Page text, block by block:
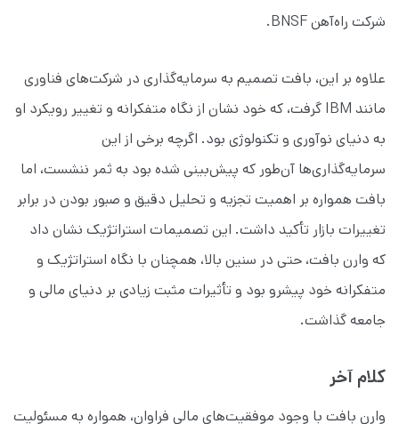
شرکت راه‌آهن BNSF.
علاوه بر این، بافت تصمیم به سرمایه‌گذاری در شرکت‌های فناوری
مانند IBM گرفت، که خود نشان از نگاه متفکرانه و تغییر رویکرد او
به دنیای نوآوری و تکنولوژی بود. اگرچه برخی از این
سرمایه‌گذاری‌ها آن‌طور که پیش‌بینی شده بود به ثمر ننشست، اما
بافت همواره بر اهمیت تجزیه و تحلیل دقیق و صبور بودن در برابر
تغییرات بازار تأکید داشت. این تصمیمات استراتژیک نشان داد
که وارن بافت، حتی در سنین بالا، همچنان با نگاه استراتژیک و
متفکرانه خود پیشرو بود و تأثیرات مثبت زیادی بر دنیای مالی و
جامعه گذاشت.
کلام آخر
وارن بافت با وجود موفقیت‌های مالی فراوان، همواره به مسئولیت